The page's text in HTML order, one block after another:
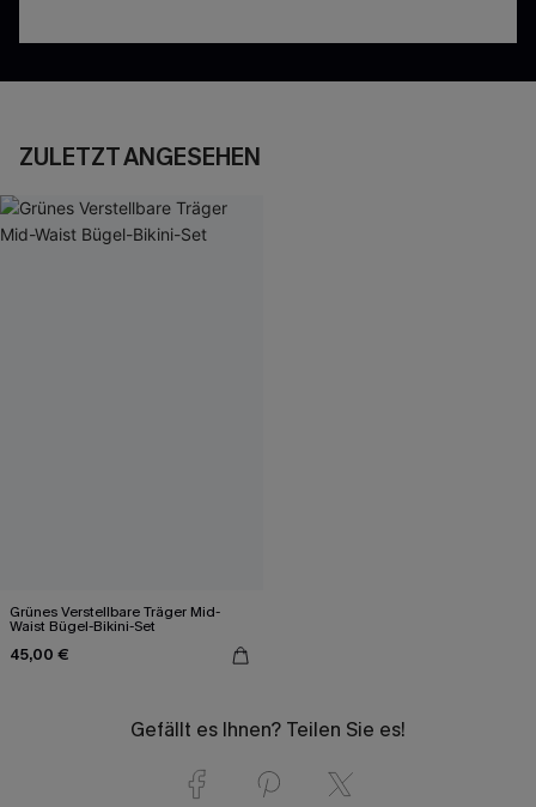
ZULETZT ANGESEHEN
Grünes Verstellbare Träger Mid-
Waist Bügel-Bikini-Set
45,00 €
Gefällt es Ihnen? Teilen Sie es!